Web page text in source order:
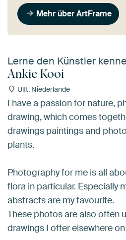
Mehr über ArtFrame
Lerne den Künstler
Ankie Kooi
Ulft, Niederlande
I have a passion for nature,
drawing, which comes
drawings paintings and
plants.
Photography for me is all
flora in particular. Especially
abstracts are my favourite.
These photos are also often
drawings I offer elsewhere